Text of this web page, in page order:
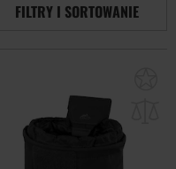
FILTRY I SORTOWANIE